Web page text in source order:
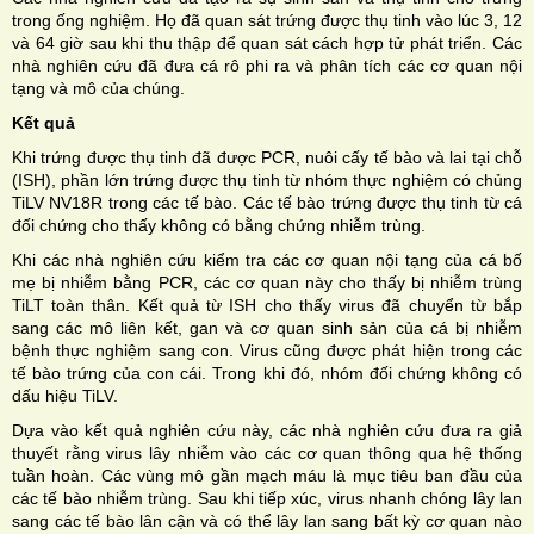
trong ống nghiệm. Họ đã quan sát trứng được thụ tinh vào lúc 3, 12
và 64 giờ sau khi thu thập để quan sát cách hợp tử phát triển. Các
nhà nghiên cứu đã đưa cá rô phi ra và phân tích các cơ quan nội
tạng và mô của chúng.
Kết quả
Khi trứng được thụ tinh đã được PCR, nuôi cấy tế bào và lai tại chỗ
(ISH), phần lớn trứng được thụ tinh từ nhóm thực nghiệm có chủng
TiLV NV18R trong các tế bào. Các tế bào trứng được thụ tinh từ cá
đối chứng cho thấy không có bằng chứng nhiễm trùng.
Khi các nhà nghiên cứu kiểm tra các cơ quan nội tạng của cá bố
mẹ bị nhiễm bằng PCR, các cơ quan này cho thấy bị nhiễm trùng
TiLT toàn thân. Kết quả từ ISH cho thấy virus đã chuyển từ bắp
sang các mô liên kết, gan và cơ quan sinh sản của cá bị nhiễm
bệnh thực nghiệm sang con. Virus cũng được phát hiện trong các
tế bào trứng của con cái. Trong khi đó, nhóm đối chứng không có
dấu hiệu TiLV.
Dựa vào kết quả nghiên cứu này, các nhà nghiên cứu đưa ra giả
thuyết rằng virus lây nhiễm vào các cơ quan thông qua hệ thống
tuần hoàn. Các vùng mô gần mạch máu là mục tiêu ban đầu của
các tế bào nhiễm trùng. Sau khi tiếp xúc, virus nhanh chóng lây lan
sang các tế bào lân cận và có thể lây lan sang bất kỳ cơ quan nào